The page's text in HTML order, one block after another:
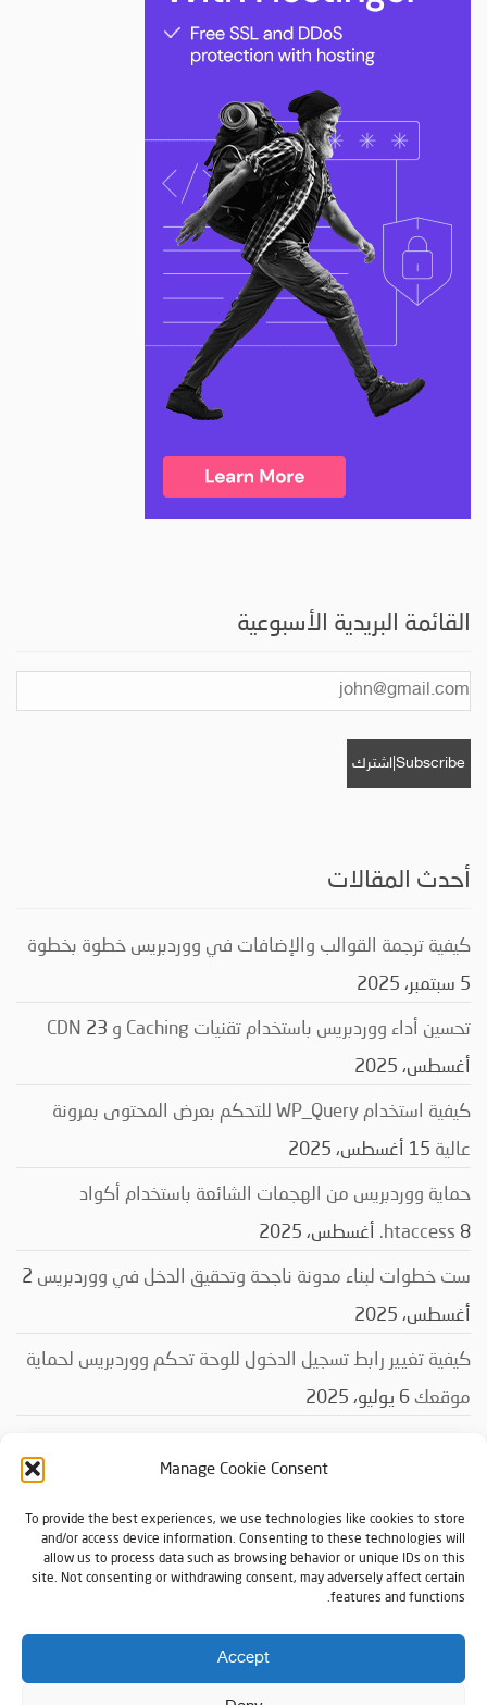
Manage Cookie Consent
To provide the best experiences, we use technologies like cookies to store
and/or access device information. Consenting to these technologies will
allow us to process data such as browsing behavior or unique IDs on this
site. Not consenting or withdrawing consent, may adversely affect certain
features and functions.
Accept
القائمة البريدية الأسبوعية
أحدث المقالات
كيفية ترجمة القوالب والإضافات في ووردبريس خطوة بخطوة
5 سبتمبر، 2025
تحسين أداء ووردبريس باستخدام تقنيات Caching و CDN
23
أغسطس، 2025
كيفية استخدام WP_Query للتحكم بعرض المحتوى بمرونة
عالية 15 أغسطس، 2025
حماية ووردبريس من الهجمات الشائعة باستخدام أكواد
‎.htaccess 8 أغسطس، 2025
ست خطوات لبناء مدونة ناجحة وتحقيق الدخل في ووردبريس 2
أغسطس، 2025
كيفية تغيير رابط تسجيل الدخول للوحة تحكم ووردبريس لحماية
موقعك6 يوليو، 2025
التصنيفات